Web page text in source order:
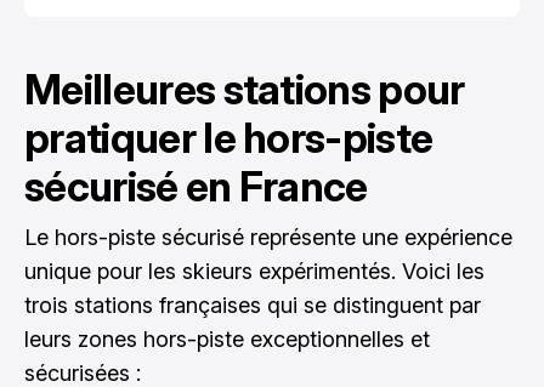
Meilleures stations pour
pratiquer le hors-piste
sécurisé en France
Le hors-piste sécurisé représente une expérience
unique pour les skieurs expérimentés. Voici les
trois stations françaises qui se distinguent par
leurs zones hors-piste exceptionnelles et
sécurisées :